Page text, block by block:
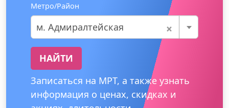
Метро/Район
×
м. Адмиралтейская
НАЙТИ
Записаться на МРТ, а также узнать
информация о ценах, скидках и